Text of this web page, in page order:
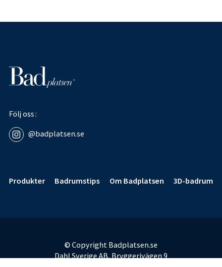
Följ oss
@badplatsen.se
Produkter
Badrumstips Om Badplatsen 3D-badrum
© Copyright Badplatsen.se
Dahl Sverige AB, Bryggerivägen 9